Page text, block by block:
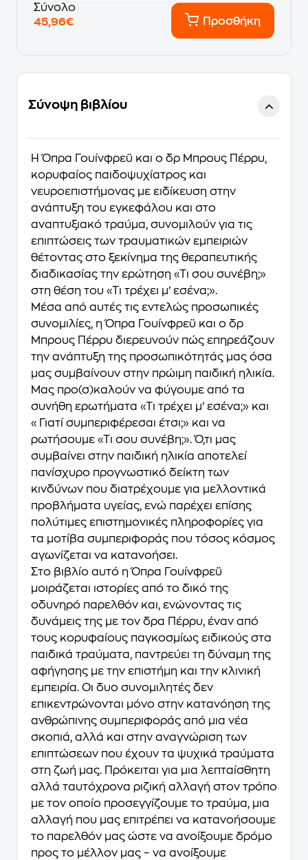
Σύνολο
45,96€
Προσθήκη
Σύνοψη βιβλίου
Η Όπρα Γουίνφρεϋ και ο δρ Μπρους Πέρρυ,
κορυφαίος παιδοψυχίατρος και
νευροεπιστήμονας με ειδίκευση στην
ανάπτυξη του εγκεφάλου και στο
αναπτυξιακό τραύμα, συνομιλούν για τις
επιπτώσεις των τραυματικών εμπειριών
θέτοντας στο ξεκίνημα της θεραπευτικής
διαδικασίας την ερώτηση «Τι σου συνέβη;»
στη θέση του «Τι τρέχει μ’ εσένα;».
Μέσα από αυτές τις εντελώς προσωπικές
συνομιλίες, η Όπρα Γουίνφρεϋ και ο δρ
Μπρους Πέρρυ διερευνούν πώς επηρεάζουν
την ανάπτυξη της προσωπικότητάς μας όσα
μας συμβαίνουν στην πρώιμη παιδική ηλικία.
Μας προ(σ)καλούν να φύγουμε από τα
συνήθη ερωτήματα «Τι τρέχει μ’ εσένα;» και
«Γιατί συμπεριφέρεσαι έτσι;» και να
ρωτήσουμε «Τι σου συνέβη;». Ό,τι μας
συμβαίνει στην παιδική ηλικία αποτελεί
πανίσχυρο προγνωστικό δείκτη των
κινδύνων που διατρέχουμε για μελλοντικά
προβλήματα υγείας, ενώ παρέχει επίσης
πολύτιμες επιστημονικές πληροφορίες για
τα μοτίβα συμπεριφοράς που τόσος κόσμος
αγωνίζεται να κατανοήσει.
Στο βιβλίο αυτό η Όπρα Γουίνφρεϋ
μοιράζεται ιστορίες από το δικό της
οδυνηρό παρελθόν και, ενώνοντας τις
δυνάμεις της με τον δρα Πέρρυ, έναν από
τους κορυφαίους παγκοσμίως ειδικούς στα
παιδικά τραύματα, παντρεύει τη δύναμη της
αφήγησης με την επιστήμη και την κλινική
εμπειρία. Οι δυο συνομιλητές δεν
επικεντρώνονται μόνο στην κατανόηση της
ανθρώπινης συμπεριφοράς από μια νέα
σκοπιά, αλλά και στην αναγνώριση των
επιπτώσεων που έχουν τα ψυχικά τραύματα
στη ζωή μας. Πρόκειται για μια λεπταίσθητη
αλλά ταυτόχρονα ριζική αλλαγή στον τρόπο
με τον οποίο προσεγγίζουμε το τραύμα, μια
αλλαγή που μας επιτρέπει να κατανοήσουμε
το παρελθόν μας ώστε να ανοίξουμε δρόμο
προς το μέλλον μας – να ανοίξουμε